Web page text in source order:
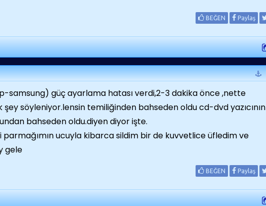
BEĞEN Paylaş
samsung) güç ayarlama hatası verdi,2-3 dakika önce ,nette
şey söyleniyor.lensin temiliğinden bahseden oldu cd-dvd yazıcının
bahseden oldu.diyen diyor işte.
parmağımın ucuyla kibarca sildim bir de kuvvetlice üfledim ve
gele
BEĞEN Paylaş